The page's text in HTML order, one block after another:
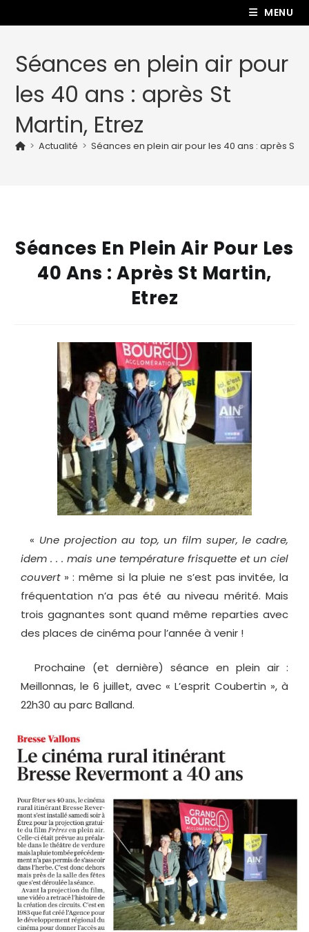
MENU
Séances en plein air pour
les 40 ans : après St
Martin, Etrez
> Actualité > Séances en plein air pour les 40 ans : après St
Séances En Plein Air Pour Les
40 Ans : Après St Martin,
Etrez
« Une projection au top, un film super, le cadre,
idem . . . mais une température frisquette et un ciel
couvert» : même si la pluie ne s’est pas invitée, la
fréquentation n’a pas été au niveau mérité. Mais
trois gagnantes sont quand même reparties avec
des places de cinéma pour l’année à venir !
Prochaine (et dernière) séance en plein air :
Meillonnas, le 6 juillet, avec « L’esprit Coubertin », à
22h30 au parc Balland.